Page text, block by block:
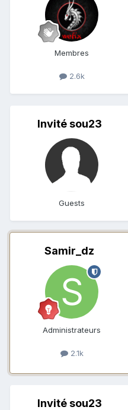
Membres
2.6k
Invité sou23
Guests
Samir_dz
Administrateurs
2.1k
Invité sou23